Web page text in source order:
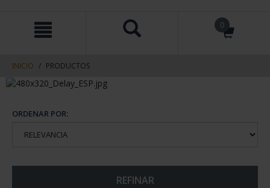
contenido
navegacin
0
INICIO PRODUCTOS
ORDENAR POR:
REFINAR